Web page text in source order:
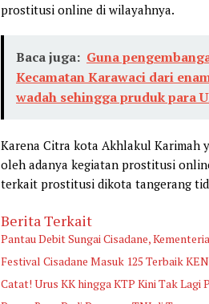
prostitusi online di wilayahnya.
Baca juga: Guna
Kecamatan Karawaci dari
wadah sehingga pruduk para
Karena Citra kota Akhlakul Karimah
oleh adanya kegiatan prostitusi
terkait prostitusi dikota tangerang
Berita Terkait
Pantau Debit Sungai Cisadane,
Festival Cisadane Masuk 125 Terbaik
Catat! Urus KK hingga KTP Kini Tak Lagi